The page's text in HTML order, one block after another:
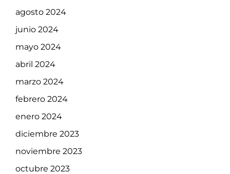
agosto 2024
junio 2024
mayo 2024
abril 2024
marzo 2024
febrero 2024
enero 2024
diciembre 2023
noviembre 2023
octubre 2023